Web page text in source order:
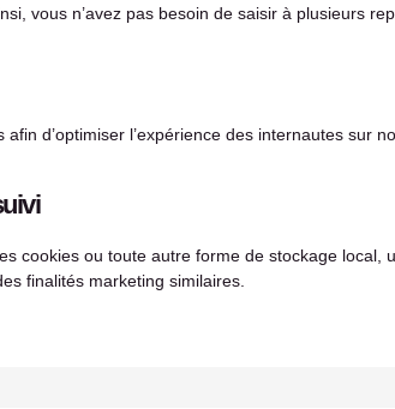
vous n’avez pas besoin de saisir à plusieurs
d’optimiser l’expérience des internautes
cookies ou toute autre forme de stockage local,
finalités marketing similaires.